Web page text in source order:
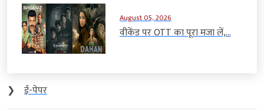
August 05, 2026
वीकेंड पर OTT का पूरा मजा लें,...
❯
ई-पेपर